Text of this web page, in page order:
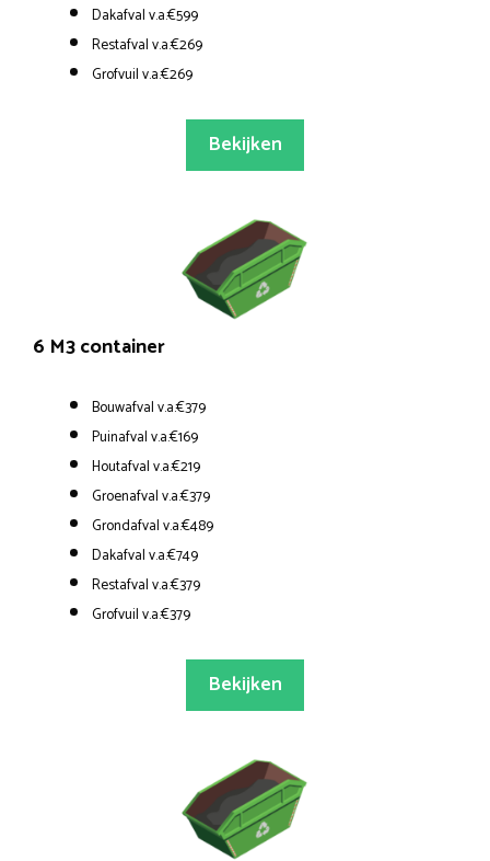
Dakafval v.a.€599
Restafval v.a.€269
Grofvuil v.a.€269
Bekijken
6 M3 container
Bouwafval v.a.€379
Puinafval v.a.€169
Houtafval v.a.€219
Groenafval v.a.€379
Grondafval v.a.€489
Dakafval v.a.€749
Restafval v.a.€379
Grofvuil v.a.€379
Bekijken